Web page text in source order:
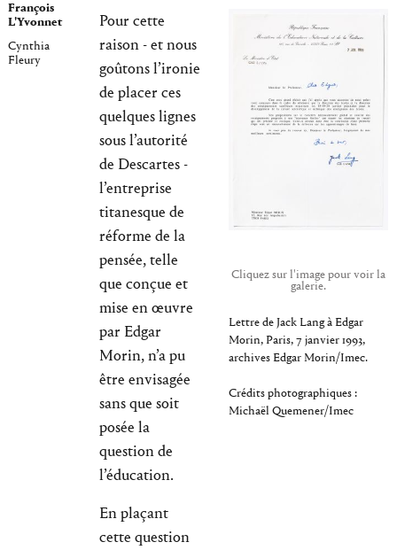
François
L'Yvonnet
Cynthia
Fleury
Pour cette
raison - et nous
goûtons l’ironie
de placer ces
quelques lignes
sous l’autorité
de Descartes -
l’entreprise
titanesque de
réforme de la
pensée, telle
que conçue et
mise en œuvre
par Edgar
Morin, n’a pu
être envisagée
sans que soit
posée la
question de
l’éducation.
En plaçant
cette question
Cliquez sur l'image pour voir la
galerie.
Lettre de Jack Lang à Edgar
Morin, Paris, 7 janvier 1993,
archives Edgar Morin/Imec.
Crédits photographiques :
Michaël Quemener/Imec